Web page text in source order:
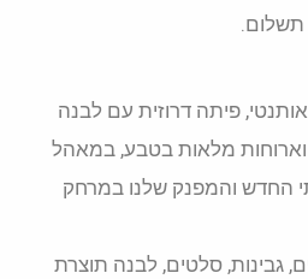
אותנטי, פיתה דרוזית עם לבנה
וארוחות מלאות בטבע, במאהל
החדש והמפנק שלנו במרחק
גבינות, סלטים, לבנה תוצרת